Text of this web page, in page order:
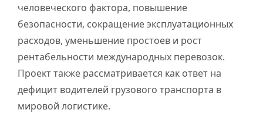
человеческого фактора, повышение
безопасности, сокращение эксплуатационных
расходов, уменьшение простоев и рост
рентабельности международных перевозок.
Проект также рассматривается как ответ на
дефицит водителей грузового транспорта в
мировой логистике.